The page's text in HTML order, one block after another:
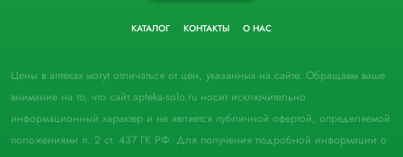
КАТАЛОГ КОНТАКТЫ О НАС
Цены в аптеках могут отличаться от цен, указанных на сайте. Обращаем ваше
внимание на то, что сайт apteka-solo.ru носит исключительно
информационный характер и не является публичной офертой, определяемой
положениями п. 2 ст. 437 ГК РФ. Для получения подробной информации о